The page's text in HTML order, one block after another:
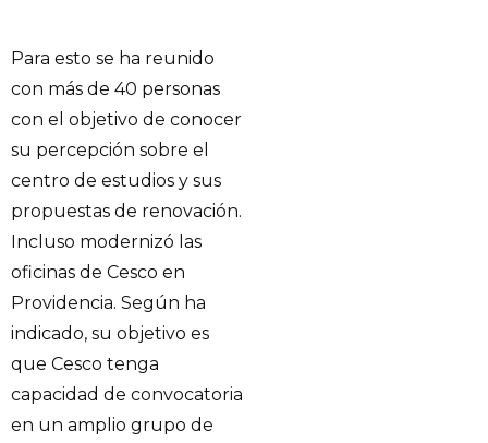
Para esto se ha reunido
con más de 40 personas
con el objetivo de conocer
su percepción sobre el
centro de estudios y sus
propuestas de renovación.
Incluso modernizó las
oficinas de Cesco en
Providencia. Según ha
indicado, su objetivo es
que Cesco tenga
capacidad de convocatoria
en un amplio grupo de